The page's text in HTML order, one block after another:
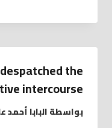
the
intercourse
بواسطةالبابا أحمد